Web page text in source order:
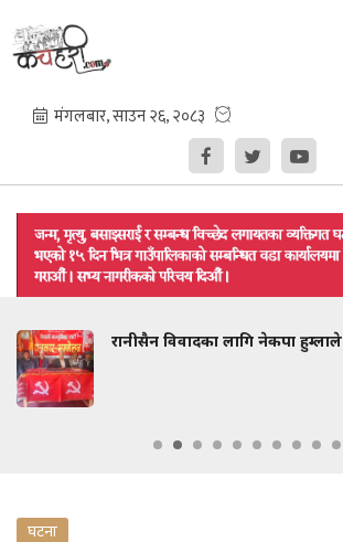
रानीसैन विवादका लागि नेकपा हुम्लाले
घटना